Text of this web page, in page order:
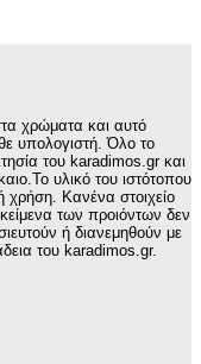
χρώματα και αυτό
υπολογιστή. Όλο το
του karadimos.gr και
υλικό του ιστότοπου
χρήση. Κανένα στοιχείο
κείμενα των προιόντων δεν
ή διανεμηθούν με
του karadimos.gr.